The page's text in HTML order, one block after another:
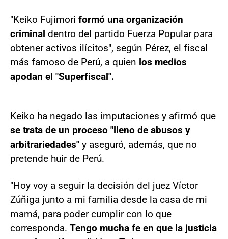
"Keiko Fujimori formó una organización
criminal dentro del partido Fuerza Popular para
obtener activos ilícitos", según Pérez, el fiscal
más famoso de Perú, a quien los medios
apodan el "Superfiscal".
Keiko ha negado las imputaciones y afirmó que
se trata de un proceso "lleno de abusos y
arbitrariedades" y aseguró, además, que no
pretende huir de Perú.
"Hoy voy a seguir la decisión del juez Víctor
Zúñiga junto a mi familia desde la casa de mi
mamá, para poder cumplir con lo que
corresponda. Tengo mucha fe en que la justicia